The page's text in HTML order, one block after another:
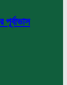
পূর্বাভাস